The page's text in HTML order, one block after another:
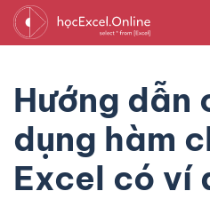
Hướng dẫn
dụng hàm
Excel có ví